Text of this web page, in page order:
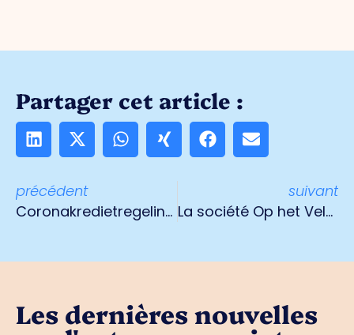
Partager cet article :
précédent
Coronakredietregelingen ook te gebruiken voor herstelinvesteringen; verlengd tot 31 december 2021
suivant
La société Op het Veld, basée à Belfeld, célèbre un siècle d'existence
Les dernières nouvelles